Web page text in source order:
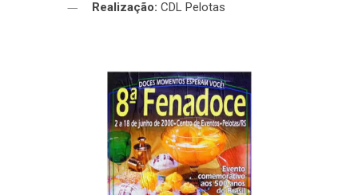
Realização: CDL Pelotas